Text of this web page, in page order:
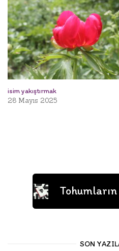
isim yakıştırmak
28 Mayıs 2025
SON